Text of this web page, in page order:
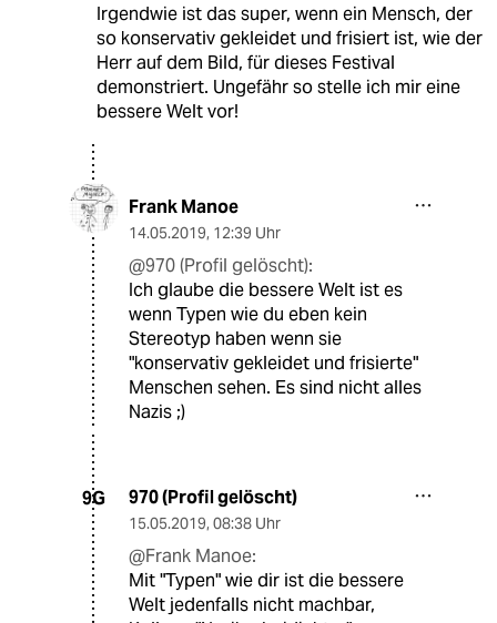
Irgendwie ist das super, wenn ein Mensch, der
so konservativ gekleidet und frisiert ist, wie der
Herr auf dem Bild, für dieses Festival
demonstriert. Ungefähr so stelle ich mir eine
bessere Welt vor!
Frank Manoe
14.05.2019, 12:39 Uhr
@970 (Profil gelöscht):
Ich glaube die bessere Welt ist es
wenn Typen wie du eben kein
Stereotyp haben wenn sie
"konservativ gekleidet und frisierte"
Menschen sehen. Es sind nicht alles
Nazis ;)
9G 970 (Profil gelöscht)
15.05.2019, 08:38 Uhr
@Frank Manoe:
Mit "Typen" wie dir ist die bessere
Welt jedenfalls nicht machbar,